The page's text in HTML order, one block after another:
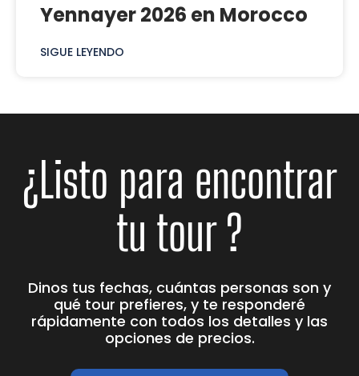
Yennayer 2026 en Morocco
SIGUE LEYENDO
¿Listo para encontrar
tu tour ?
Dinos tus fechas, cuántas personas son y
qué tour prefieres, y te responderé
rápidamente con todos los detalles y las
opciones de precios.